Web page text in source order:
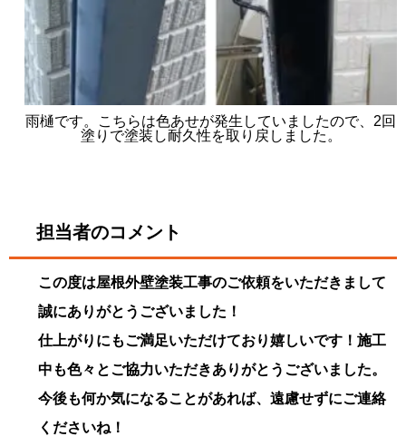
雨樋です。こちらは色あせが発生していましたので、2回
塗りで塗装し耐久性を取り戻しました。
担当者のコメント
この度は屋根外壁塗装工事のご依頼をいただきまして
誠にありがとうございました！
仕上がりにもご満足いただけており嬉しいです！施工
中も色々とご協力いただきありがとうございました。
今後も何か気になることがあれば、遠慮せずにご連絡
くださいね！